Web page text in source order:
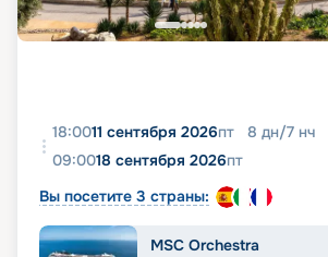
18:0011 сентября 2026пт 8 дн/7 нч
09:0018 сентября 2026пт
Вы посетите 3 страны:
MSC Orchestra